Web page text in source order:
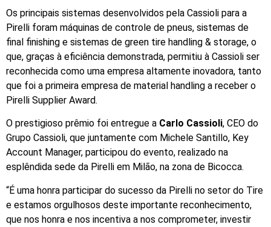
Os principais sistemas desenvolvidos pela Cassioli para a
Pirelli foram máquinas de controle de pneus, sistemas de
final finishing e sistemas de green tire handling & storage, o
que, graças à eficiência demonstrada, permitiu à Cassioli ser
reconhecida como uma empresa altamente inovadora, tanto
que foi a primeira empresa de material handling a receber o
Pirelli Supplier Award.
O prestigioso prêmio foi entregue a Carlo Cassioli, CEO do
Grupo Cassioli, que juntamente com Michele Santillo, Key
Account Manager, participou do evento, realizado na
esplêndida sede da Pirelli em Milão, na zona de Bicocca.
“É uma honra participar do sucesso da Pirelli no setor do Tire
e estamos orgulhosos deste importante reconhecimento,
que nos honra e nos incentiva a nos comprometer, investir